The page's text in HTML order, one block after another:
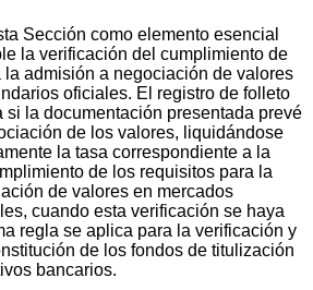
Sección como elemento esencial
la verificación del cumplimiento de
la admisión a negociación de valores
oficiales. El registro de folleto
si la documentación presentada prevé
de los valores, liquidándose
la tasa correspondiente a la
de los requisitos para la
de valores en mercados
cuando esta verificación se haya
regla se aplica para la verificación y
de los fondos de titulización
bancarios.